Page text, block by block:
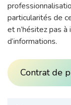
particularités de
et n’hésitez pas
d’informations.
Contrat de